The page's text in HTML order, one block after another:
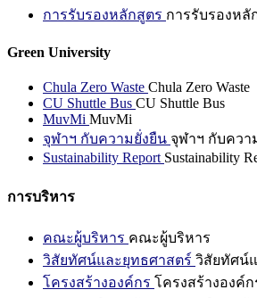
การรับรองหลักสูตร การรับรองหลั
Green University
Chula Zero Waste Chula Zero Waste
CU Shuttle Bus CU Shuttle Bus
MuvMi MuvMi
จุฬาฯ กับความยั่งยืน จุฬาฯ กับควา
Sustainability Report Sustainability
การบริหาร
คณะผู้บริหาร คณะผู้บริหาร
วิสัยทัศน์และยุทธศาสตร์ วิสัยทัศน์
โครงสร้างองค์กร โครงสร้างองค์ก